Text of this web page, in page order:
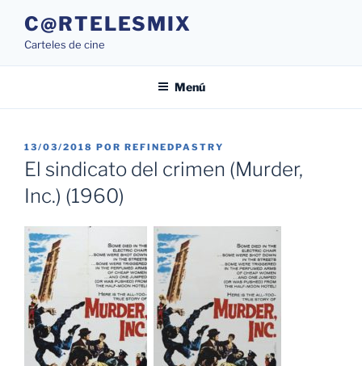
contenido
C@RTELESMIX
Carteles de cine
Menú
PUBLICADO
EL
13/03/2018 POR REFINEDPASTRY
El sindicato del crimen (Murder,
Inc.) (1960)